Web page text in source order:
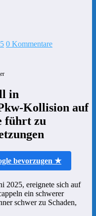
0 Kommentare
in
Kollision auf
führt zu
bevorzugen ★
2025, ereignete sich auf
ein schwerer
schwer zu Schaden,